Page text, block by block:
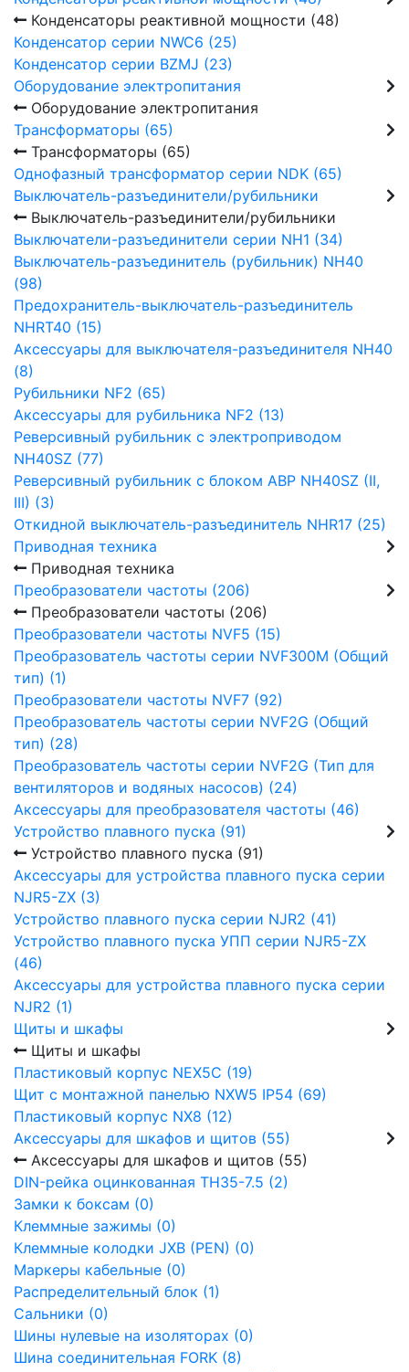
Конденсаторы реактивной мощности (48)
Конденсатор серии NWC6 (25)
Конденсатор серии BZMJ (23)
Оборудование электропитания
Оборудование электропитания
Трансформаторы (65)
Трансформаторы (65)
Однофазный трансформатор серии NDK (65)
Выключатель-разъединители/рубильники
Выключатель-разъединители/рубильники
Выключатели-разъединители серии NH1 (34)
Выключатель-разъединитель (рубильник) NH40
(98)
Предохранитель-выключатель-разъединитель
NHRT40 (15)
Аксессуары для выключателя-разъединителя NH40
(8)
Рубильники NF2 (65)
Аксессуары для рубильника NF2 (13)
Реверсивный рубильник с электроприводом
NH40SZ (77)
Реверсивный рубильник с блоком АВР NH40SZ (II,
III) (3)
Откидной выключатель-разъединитель NHR17 (25)
Приводная техника
Приводная техника
Преобразователи частоты (206)
Преобразователи частоты (206)
Преобразователи частоты NVF5 (15)
Преобразователь частоты серии NVF300M (Общий
тип) (1)
Преобразователи частоты NVF7 (92)
Преобразователь частоты серии NVF2G (Общий
тип) (28)
Преобразователь частоты серии NVF2G (Тип для
вентиляторов и водяных насосов) (24)
Аксессуары для преобразователя частоты (46)
Устройство плавного пуска (91)
Устройство плавного пуска (91)
Аксессуары для устройства плавного пуска серии
NJR5-ZX (3)
Устройство плавного пуска серии NJR2 (41)
Устройство плавного пуска УПП серии NJR5-ZX
(46)
Аксессуары для устройства плавного пуска серии
NJR2 (1)
Щиты и шкафы
Щиты и шкафы
Пластиковый корпус NEX5C (19)
Щит с монтажной панелью NXW5 IP54 (69)
Пластиковый корпус NX8 (12)
Аксессуары для шкафов и щитов (55)
Аксессуары для шкафов и щитов (55)
DIN-рейка оцинкованная TH35-7.5 (2)
Замки к боксам (0)
Клеммные зажимы (0)
Клеммные колодки JXB (PEN) (0)
Маркеры кабельные (0)
Распределительный блок (1)
Сальники (0)
Шины нулевые на изоляторах (0)
Шина соединительная FORK (8)